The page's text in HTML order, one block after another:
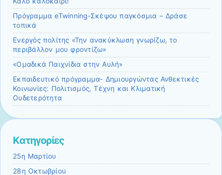
Πρόγραμμα eTwinning-Σκέψου παγκόσμια – Δράσε
τοπικά
Ενεργός πολίτης «Την ανακύκλωση γνωρίζω, το
περιβάλλον μου φροντίζω»
«Ομαδικά Παιχνίδια στην Αυλή»
Εκπαιδευτικό πρόγραμμα- Δημιουργώντας Ανθεκτικές
Κοινωνίες: Πολιτισμός, Τέχνη και Κλιματική
Ουδετερότητα
Kατηγορίες
25η Μαρτίου
28η Οκτωβρίου